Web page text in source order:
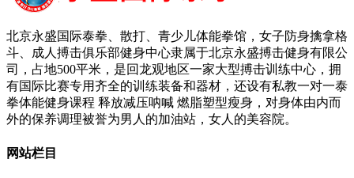
北京永盛国际泰拳、散打、青少儿体能拳馆，女子防身擒拿格
斗、成人搏击俱乐部健身中心隶属于北京永盛搏击健身有限公
司，占地500平米，是回龙观地区一家大型搏击训练中心，拥
有国际比赛专用齐全的训练装备和器材，还设有私教一对一泰
拳体能健身课程 释放减压呐喊 燃脂塑型瘦身，对身体由内而
外的保养调理被誉为男人的加油站，女人的美容院。
网站栏目